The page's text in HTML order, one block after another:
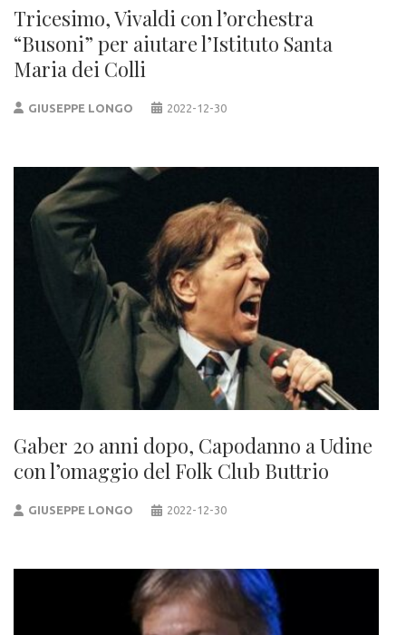
Tricesimo, Vivaldi con l’orchestra
“Busoni” per aiutare l’Istituto Santa
Maria dei Colli
GIUSEPPE LONGO 2022-12-30
Gaber 20 anni dopo, Capodanno a Udine
con l’omaggio del Folk Club Buttrio
GIUSEPPE LONGO 2022-12-30